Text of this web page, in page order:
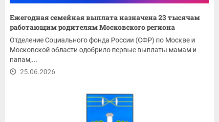
Ежегодная семейная выплата назначена 23 тысячам
работающим родителям Московского региона
Отделение Социального фонда России (СФР) по Москве и
Московской области одобрило первые выплаты мамам и
папам,...
25.06.2026